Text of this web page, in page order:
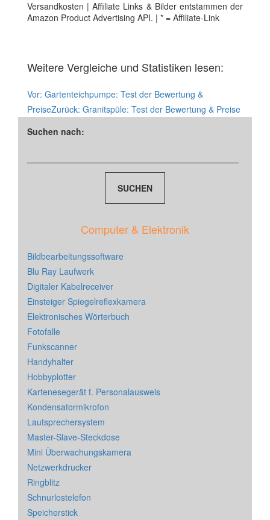
Versandkosten | Affiliate Links & Bilder entstammen der
Amazon Product Advertising API. | * = Affiliate-Link
Weitere Vergleiche und Statistiken lesen:
Vor: Gartenteichpumpe: Test der Bewertung &
PreiseZurück: Granitspüle: Test der Bewertung & Preise
Suchen nach:
Computer & Elektronik
Bildbearbeitungssoftware
Blu Ray Laufwerk
Digitaler Kabelreceiver
Einsteiger Spiegelreflexkamera
Elektronisches Wörterbuch
Fotofalle
Funkscanner
Handyhalter
Hobbyplotter
Kartenesegerät f. Personalausweis
Kondensatormikrofon
Lautsprechersystem
Master-Slave-Steckdose
Mini Überwachungskamera
Netzwerkdrucker
Ringblitz
Schnurlostelefon
Speicherstick